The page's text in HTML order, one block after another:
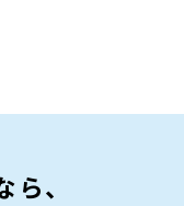
、